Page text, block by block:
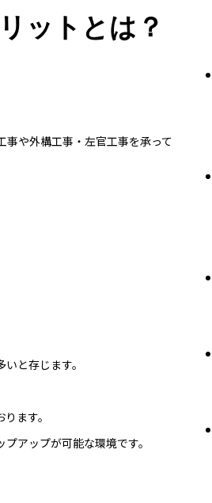
ットとは？
や外構工事・左官工事を承って
と存じます。
ます。
アップが可能な環境です。